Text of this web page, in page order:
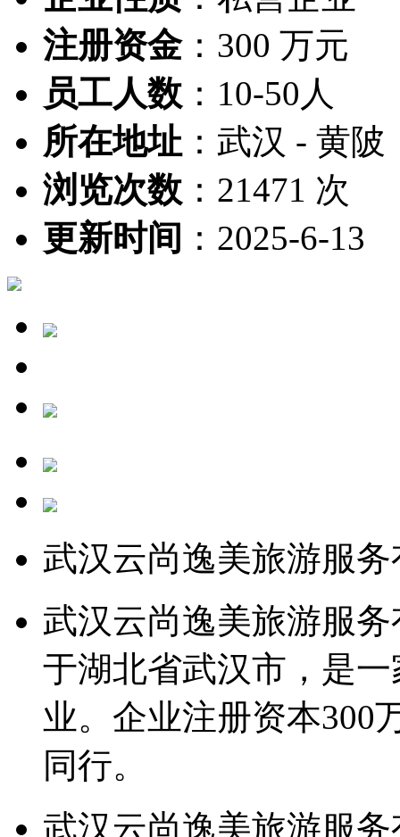
注册资金： 300 万元
员工人数 ： 10-50人
所在地址 ： 武汉 - 黄陂
浏览次数 ： 21471 次
更新时间 ： 2025-6-13
武汉云尚逸美旅游服
武汉云尚逸美旅游服
于湖北省武汉市，是
业。企业注册资本300
同行。
武汉云尚逸美旅游服